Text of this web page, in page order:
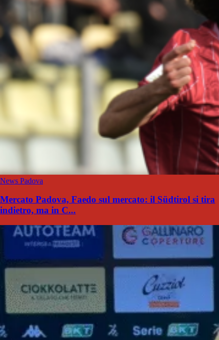
News Padova
Mercato Padova, Faedo sul mercato: il Südtirol si tira
indietro, ma in C...